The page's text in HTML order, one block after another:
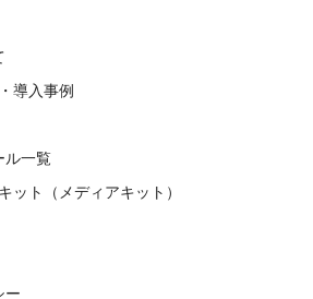
導入事例
ル一覧
ット（メディアキット）
ー